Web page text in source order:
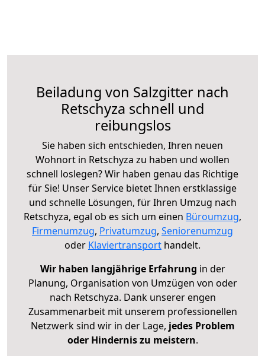
Beiladung von Salzgitter nach
Retschyza schnell und
reibungslos
Sie haben sich entschieden, Ihren neuen
Wohnort in Retschyza zu haben und wollen
schnell loslegen? Wir haben genau das Richtige
für Sie! Unser Service bietet Ihnen erstklassige
und schnelle Lösungen, für Ihren Umzug nach
Retschyza, egal ob es sich um einen Büroumzug,
Firmenumzug, Privatumzug, Seniorenumzug
oder Klaviertransport handelt.
Wir haben langjährige Erfahrung in der
Planung, Organisation von Umzügen von oder
nach Retschyza. Dank unserer engen
Zusammenarbeit mit unserem professionellen
Netzwerk sind wir in der Lage, jedes Problem
oder Hindernis zu meistern.